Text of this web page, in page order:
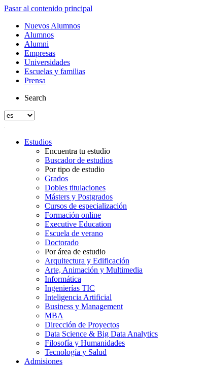
Pasar al contenido principal
Nuevos Alumnos
Alumnos
Alumni
Empresas
Universidades
Escuelas y familias
Prensa
Search
Estudios
Encuentra tu estudio
Buscador de estudios
Por tipo de estudio
Grados
Dobles titulaciones
Másters y Postgrados
Cursos de especialización
Formación online
Executive Education
Escuela de verano
Doctorado
Por área de estudio
Arquitectura y Edificación
Arte, Animación y Multimedia
Informática
Ingenierías TIC
Inteligencia Artificial
Business y Management
MBA
Dirección de Proyectos
Data Science & Big Data Analytics
Filosofía y Humanidades
Tecnología y Salud
Admisiones